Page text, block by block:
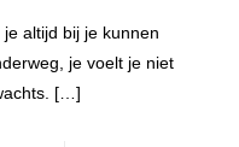
altijd bij je kunnen
je voelt je niet
[…]